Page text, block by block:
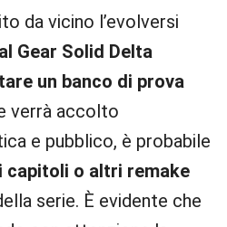
da vicino l’evolversi
Gear Solid Delta
un banco di prova
verrà accolto
e pubblico, è probabile
capitoli o altri remake
serie. È evidente che